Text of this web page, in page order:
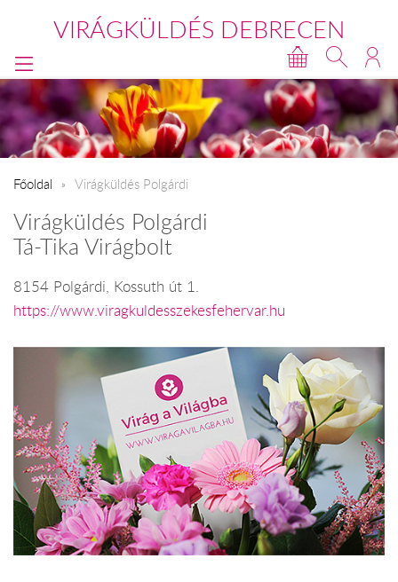
VIRÁGKÜLDÉS DEBRECEN
Főoldal Virágküldés Polgárdi
Virágküldés Polgárdi
Tá-Tika Virágbolt
8154 Polgárdi, Kossuth út 1.
https://www.viragkuldesszekesfehervar.hu